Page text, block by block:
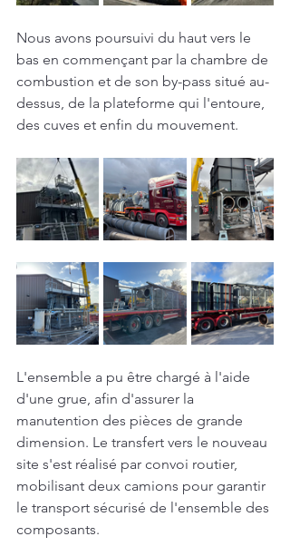
Nous avons poursuivi du haut vers le
bas en commençant par la chambre de
combustion et de son by-pass situé au-
dessus, de la plateforme qui l'entoure,
des cuves et enfin du mouvement.
L'ensemble a pu être chargé à l'aide
d'une grue, afin d'assurer la
manutention des pièces de grande
dimension. Le transfert vers le nouveau
site s'est réalisé par convoi routier,
mobilisant deux camions pour garantir
le transport sécurisé de l'ensemble des
composants.